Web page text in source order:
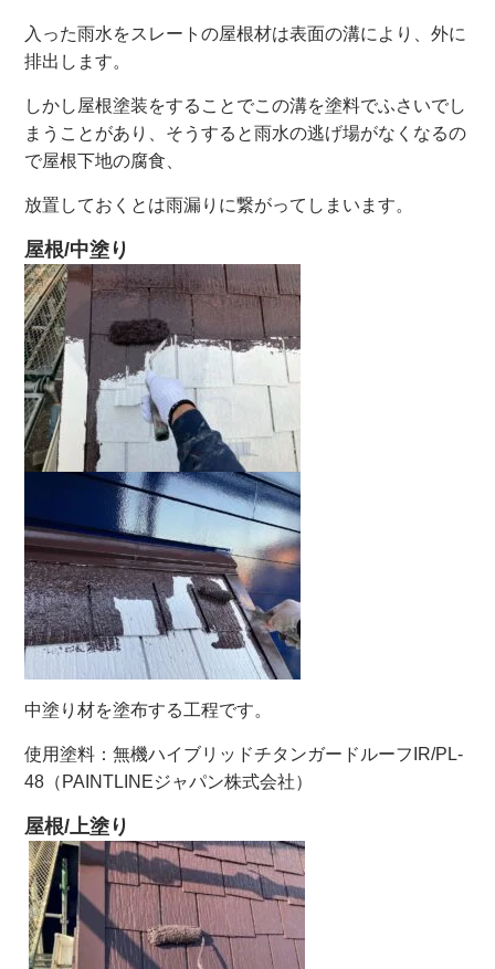
入った雨水をスレートの屋根材は表面の溝により、外に
排出します。
しかし屋根塗装をすることでこの溝を塗料でふさいでし
まうことがあり、そうすると雨水の逃げ場がなくなるの
で屋根下地の腐食、
放置しておくとは雨漏りに繋がってしまいます。
屋根/中塗り
中塗り材を塗布する工程です。
使用塗料：無機ハイブリッドチタンガードルーフIR/PL-
48（PAINTLINEジャパン株式会社）
屋根/上塗り